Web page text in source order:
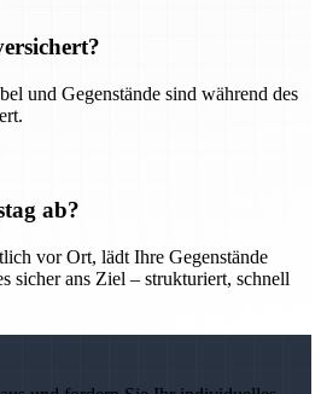
und Gegenstände sind während des
ab?
vor Ort, lädt Ihre Gegenstände
sicher ans Ziel – strukturiert, schnell